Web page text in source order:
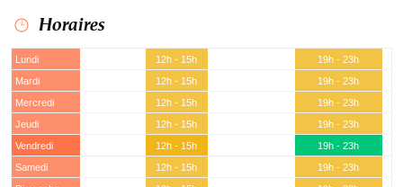
Horaires
Lundi 12h - 15h
19h - 23h
Mardi
12h - 15h
19h - 23h
Mercredi
12h - 15h
19h - 23h
Jeudi
12h - 15h
19h - 23h
Vendredi
12h - 15h
19h - 23h
Samedi
12h - 15h
19h - 23h